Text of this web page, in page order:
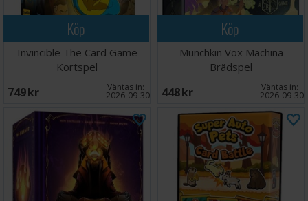
Köp
Invincible The Card Game
Kortspel
749 SEK Väntas in:
2026-09-30
Köp
Munchkin Vox Machina
Brädspel
448 SEK Väntas in:
2026-09-30